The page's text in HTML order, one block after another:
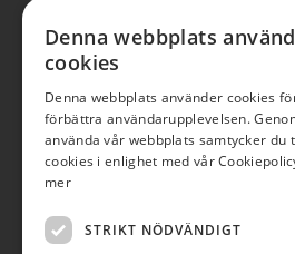
Denna webbplats
cookies
Denna webbplats använder cookies
förbättra användarupplevelsen.
använda vår webbplats samtycker du
cookies i enlighet med vår
mer
STRIKT NÖDVÄNDIGT